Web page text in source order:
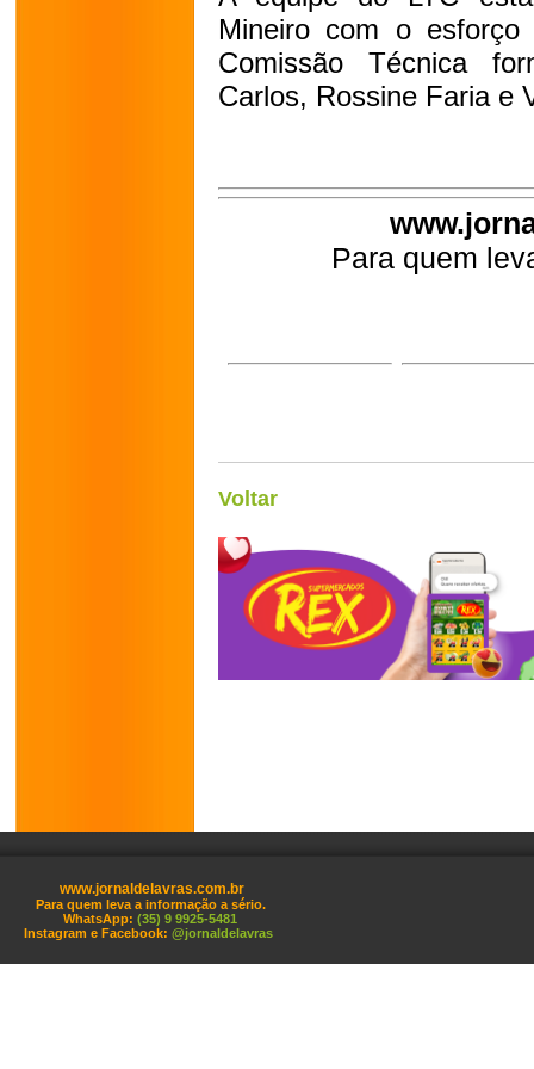
Mineiro com o
Comissão Técnica
Carlos, Rossine Faria e
Para quem
Voltar
www.jornaldelavras.com.br
Para quem leva a informação a sério.
WhatsApp: (35) 9 9925-5481
Instagram e Facebook: @jornaldelavras